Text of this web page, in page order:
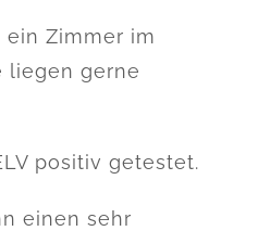
Zimmer im
liegen gerne
positiv getestet.
einen sehr